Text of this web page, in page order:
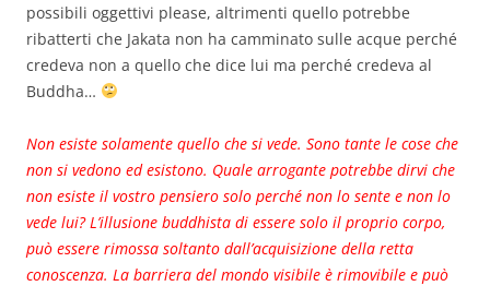
possibili oggettivi please, altrimenti quello potrebbe
ribatterti che Jakata non ha camminato sulle acque perché
credeva non a quello che dice lui ma perché credeva al
Buddha…
Non esiste solamente quello che si vede. Sono tante le cose che
non si vedono ed esistono. Quale arrogante potrebbe dirvi che
non esiste il vostro pensiero solo perché non lo sente e non lo
vede lui? L’illusione buddhista di essere solo il proprio corpo,
può essere rimossa soltanto dall’acquisizione della retta
conoscenza. La barriera del mondo visibile è rimovibile e può